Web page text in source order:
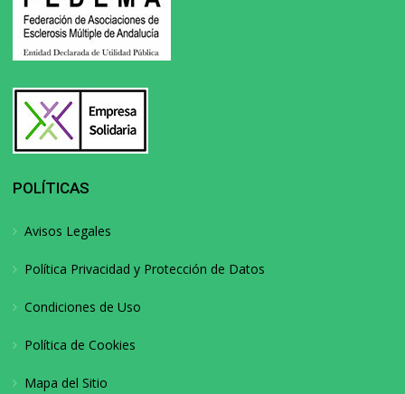
POLÍTICAS
Avisos Legales
Política Privacidad y Protección de Datos
Condiciones de Uso
Política de Cookies
Mapa del Sitio